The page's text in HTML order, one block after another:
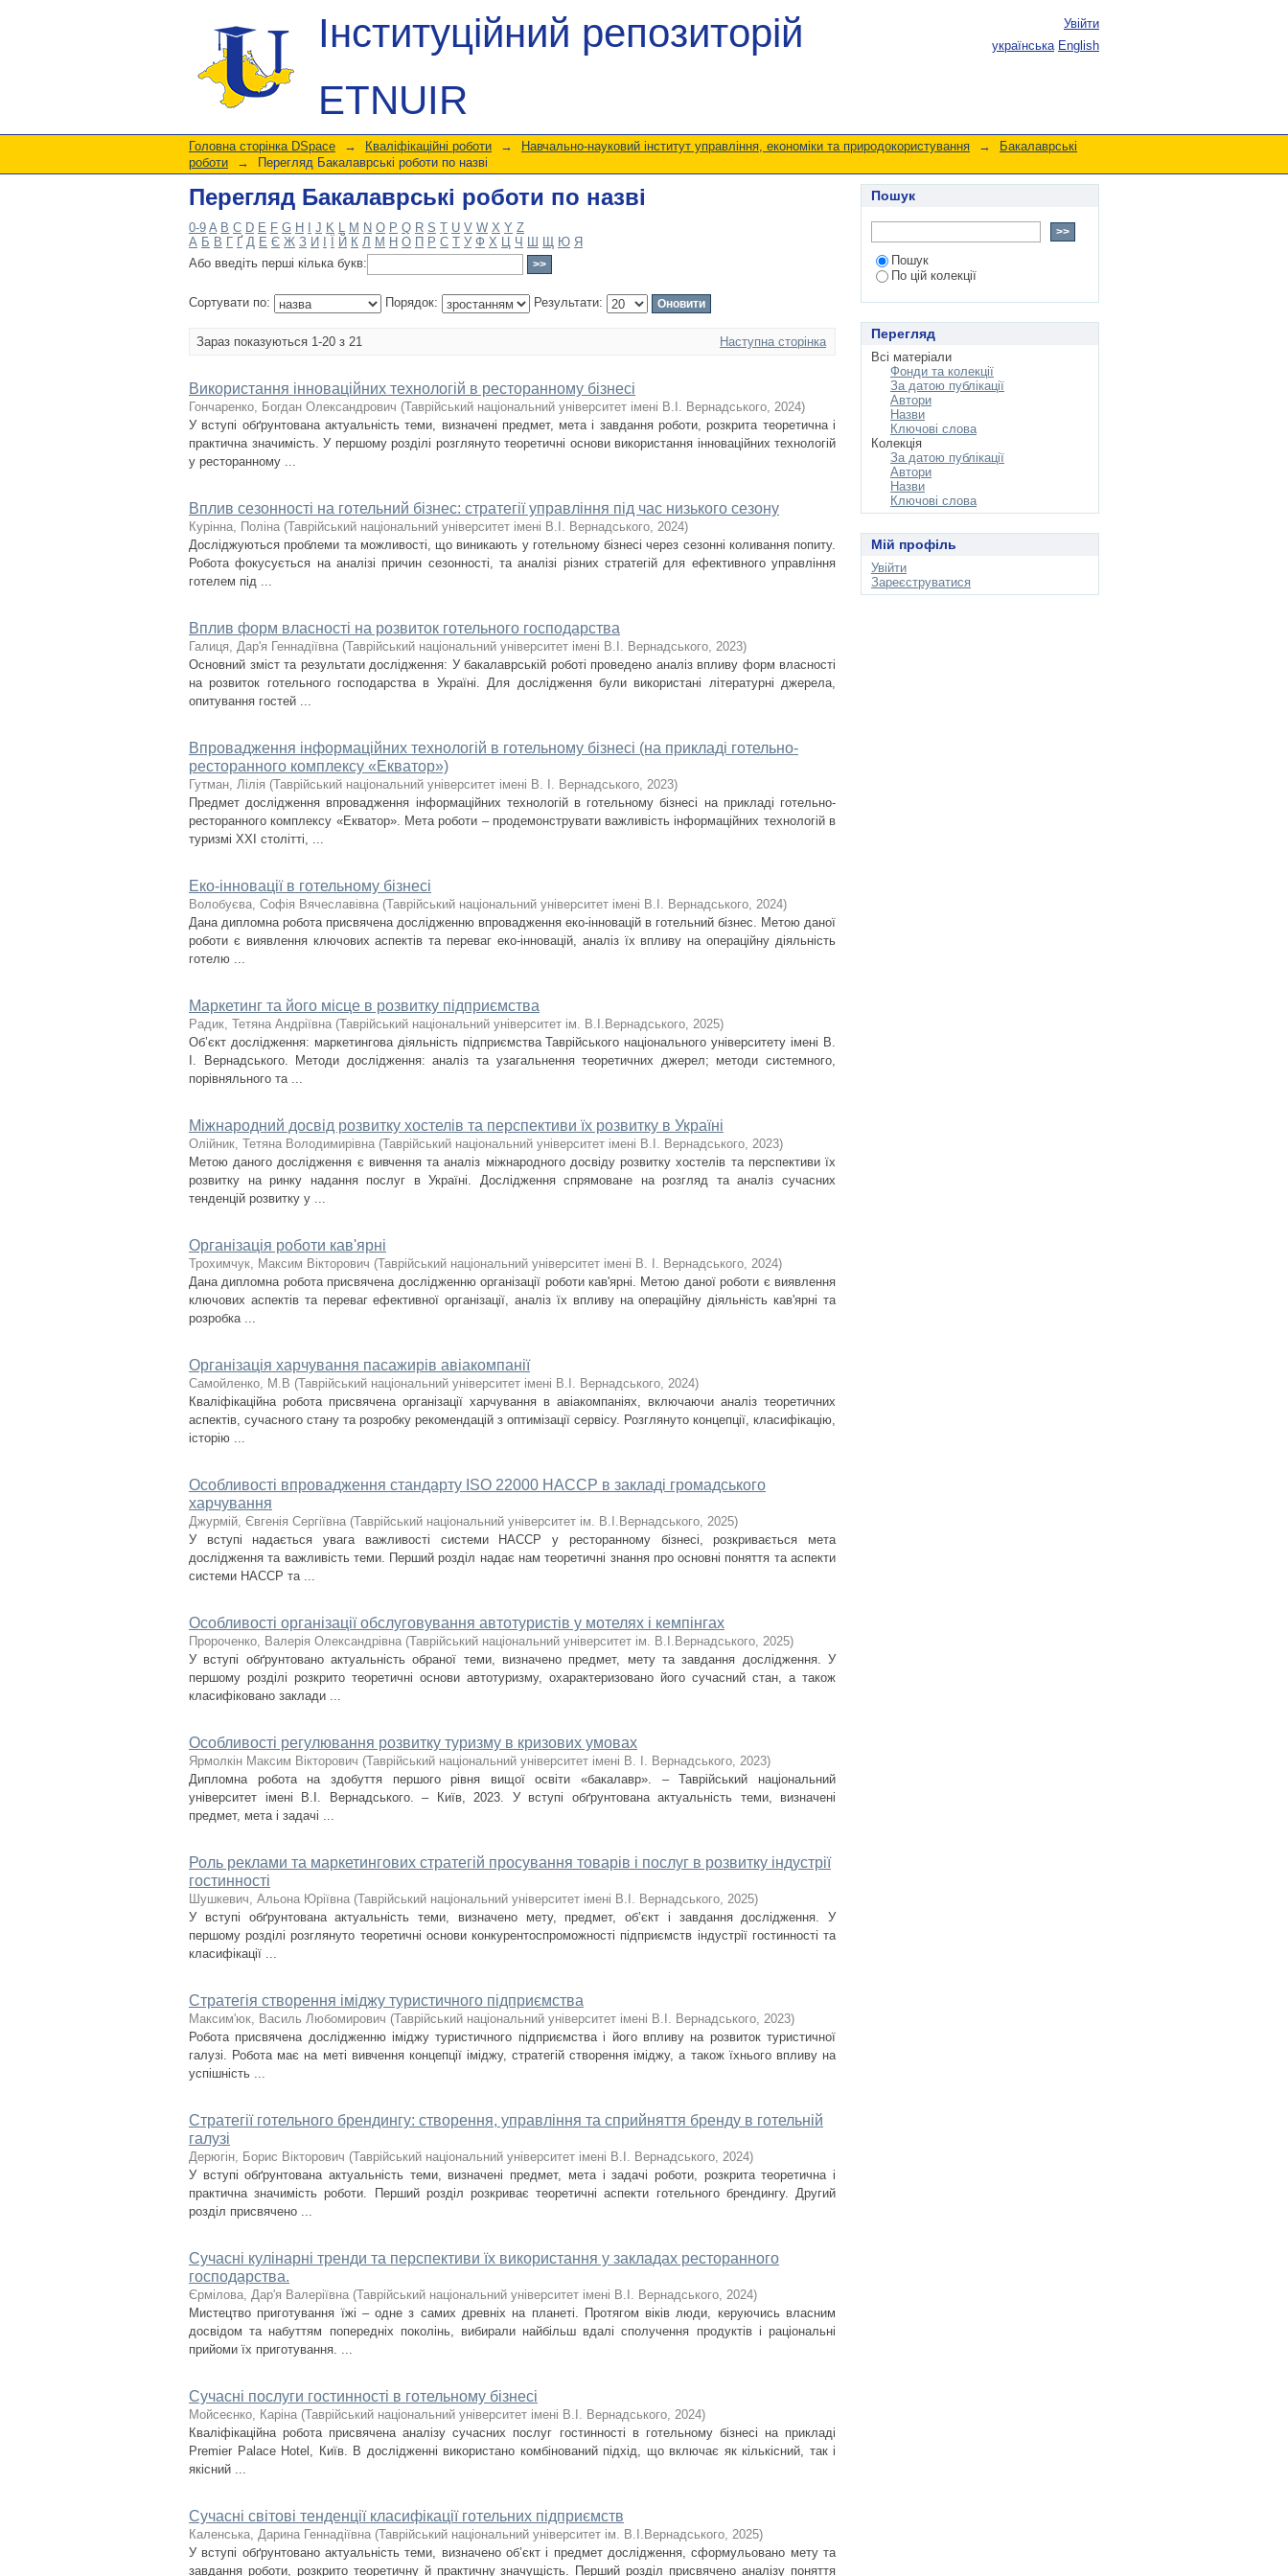
Інституційний репозиторій
ETNUIR
Перегляд Бакалаврські роботи по назві
Увійти
українська English
Головна сторінка DSpace → Кваліфікаційні роботи → Навчально-науковий інститут управління, економіки та природокористування →
Бакалаврські
роботи
→ Перегляд Бакалаврські роботи по назві
Перегляд Бакалаврські роботи по назві
0-9 A B C D E F G H J K L M N O P Q R S T U V W X Y Z
А Б В Г Ґ Д Е Є Ж З И Й К Л М Н О П Р С Т У Ф Х Ц Ч Ш Щ Ю Я
Або введіть перші кілька букв:
Сортувати по: Порядок: Результати:
Зараз показуються 1-20 з 21 Наступна сторінка
Використання інноваційних технологій в ресторанному бізнесі
Гончаренко, Богдан Олександрович (Таврійський національний університет імені В.І. Вернадського, 2024)
У вступі обґрунтована актуальність теми, визначені предмет, мета і завдання роботи, розкрита теоретична і
практична значимість. У першому розділі розглянуто теоретичні основи використання інноваційних технологій
у ресторанному ...
Вплив сезонності на готельний бізнес: стратегії управління під час низького сезону
Курінна, Поліна (Таврійський національний університет імені В.І. Вернадського, 2024)
Досліджуються проблеми та можливості, що виникають у готельному бізнесі через сезонні коливання попиту.
Робота фокусується на аналізі причин сезонності, та аналізі різних стратегій для ефективного управління
готелем під ...
Вплив форм власності на розвиток готельного господарства
Галиця, Дар'я Геннадіївна (Таврійський національний університет імені В.І. Вернадського, 2023)
Основний зміст та результати дослідження: У бакалаврській роботі проведено аналіз впливу форм власності
на розвиток готельного господарства в Україні. Для дослідження були використані літературні джерела,
опитування гостей ...
Впровадження інформаційних технологій в готельному бізнесі (на прикладі готельно-
ресторанного комплексу «Екватор»)
Гутман, Лілія (Таврійський національний університет імені В. І. Вернадського, 2023)
Предмет дослідження впровадження інформаційних технологій в готельному бізнесі на прикладі готельно-
ресторанного комплексу «Екватор». Мета роботи – продемонструвати важливість інформаційних технологій в
туризмі XXI столітті, ...
Еко-інновації в готельному бізнесі
Волобуєва, Софія Вячеславівна (Таврійський національний університет імені В.І. Вернадського, 2024)
Дана дипломна робота присвячена дослідженню впровадження еко-інновацій в готельний бізнес. Метою даної
роботи є виявлення ключових аспектів та переваг еко-інновацій, аналіз їх впливу на операційну діяльність
готелю ...
Маркетинг та його місце в розвитку підприємства
Радик, Тетяна Андріївна (Таврійський національний університет ім. В.І.Вернадського, 2025)
Об’єкт дослідження: маркетингова діяльність підприємства Таврійського національного університету імені В.
І. Вернадського. Методи дослідження: аналіз та узагальнення теоретичних джерел; методи системного,
порівняльного та ...
Міжнародний досвід розвитку хостелів та перспективи їх розвитку в Україні
Олійник, Тетяна Володимирівна (Таврійський національний університет імені В.І. Вернадського, 2023)
Метою даного дослідження є вивчення та аналіз міжнародного досвіду розвитку хостелів та перспективи їх
розвитку на ринку надання послуг в Україні. Дослідження спрямоване на розгляд та аналіз сучасних
тенденцій розвитку у ...
Організація роботи кав'ярні
Трохимчук, Максим Вікторович (Таврійський національний університет імені В. І. Вернадського, 2024)
Дана дипломна робота присвячена дослідженню організації роботи кав'ярні. Метою даної роботи є виявлення
ключових аспектів та переваг ефективної організації, аналіз їх впливу на операційну діяльність кав'ярні та
розробка ...
Організація харчування пасажирів авіакомпанії
Самойленко, М.В (Таврійський національний університет імені В.І. Вернадського, 2024)
Кваліфікаційна робота присвячена організації харчування в авіакомпаніях, включаючи аналіз теоретичних
аспектів, сучасного стану та розробку рекомендацій з оптимізації сервісу. Розглянуто концепції, класифікацію,
історію ...
Особливості впровадження стандарту ISO 22000 HACCP в закладі громадського
харчування
Джурмій, Євгенія Сергіївна (Таврійський національний університет ім. В.І.Вернадського, 2025)
У вступі надається увага важливості системи HACCP у ресторанному бізнесі, розкривається мета
дослідження та важливість теми. Перший розділ надає нам теоретичні знання про основні поняття та аспекти
системи HACCP та ...
Особливості організації обслуговування автотуристів у мотелях і кемпінгах
Пророченко, Валерія Олександрівна (Таврійський національний університет ім. В.І.Вернадського, 2025)
У вступі обґрунтовано актуальність обраної теми, визначено предмет, мету та завдання дослідження. У
першому розділі розкрито теоретичні основи автотуризму, охарактеризовано його сучасний стан, а також
класифіковано заклади ...
Особливості регулювання розвитку туризму в кризових умовах
Ярмолкін Максим Вікторович (Таврійський національний університет імені В. І. Вернадського, 2023)
Дипломна робота на здобуття першого рівня вищої освіти «бакалавр». – Таврійський національний
університет імені В.І. Вернадського. – Київ, 2023. У вступі обґрунтована актуальність теми, визначені
предмет, мета і задачі ...
Роль реклами та маркетингових стратегій просування товарів і послуг в розвитку індустрії
гостинності
Шушкевич, Альона Юріївна (Таврійський національний університет імені В.І. Вернадського, 2025)
У вступі обґрунтована актуальність теми, визначено мету, предмет, об’єкт і завдання дослідження. У
першому розділі розглянуто теоретичні основи конкурентоспроможності підприємств індустрії гостинності та
класифікації ...
Стратегія створення іміджу туристичного підприємства
Максим'юк, Василь Любомирович (Таврійський національний університет імені В.І. Вернадського, 2023)
Робота присвячена дослідженню іміджу туристичного підприємства і його впливу на розвиток туристичної
галузі. Робота має на меті вивчення концепції іміджу, стратегій створення іміджу, а також їхнього впливу на
успішність ...
Стратегії готельного брендингу: створення, управління та сприйняття бренду в готельній
галузі
Дерюгін, Борис Вікторович (Таврійський національний університет імені В.І. Вернадського, 2024)
У вступі обґрунтована актуальність теми, визначені предмет, мета і задачі роботи, розкрита теоретична і
практична значимість роботи. Перший розділ розкриває теоретичні аспекти готельного брендингу. Другий
розділ присвячено ...
Сучасні кулінарні тренди та перспективи їх використання у закладах ресторанного
господарства.
Єрмілова, Дар'я Валеріївна (Таврійський національний університет імені В.І. Вернадського, 2024)
Мистецтво приготування їжі – одне з самих древніх на планеті. Протягом віків люди, керуючись власним
досвідом та набуттям попередніх поколінь, вибирали найбільш вдалі сполучення продуктів і раціональні
прийоми їх приготування. ...
Сучасні послуги гостинності в готельному бізнесі
Мойсеєнко, Каріна (Таврійський національний університет імені В.І. Вернадського, 2024)
Кваліфікаційна робота присвячена аналізу сучасних послуг гостинності в готельному бізнесі на прикладі
Premier Palace Hotel, Київ. В дослідженні використано комбінований підхід, що включає як кількісний, так і
якісний ...
Сучасні світові тенденції класифікації готельних підприємств
Каленська, Дарина Геннадіївна (Таврійський національний університет ім. В.І.Вернадського, 2025)
У вступі обґрунтовано актуальність теми, визначено об’єкт і предмет дослідження, сформульовано мету та
завдання роботи, розкрито теоретичну й практичну значущість. Перший розділ присвячено аналізу поняття
Пошук
Пошук
По цій колекції
Перегляд
Всі матеріали
Фонди та колекції
За датою публікації
Автори
Назви
Ключові слова
Колекція
За датою публікації
Автори
Назви
Ключові слова
Мій профіль
Увійти
Зареєструватися